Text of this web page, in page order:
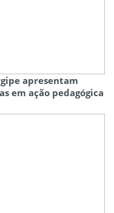
apresentam
em ação pedagógica